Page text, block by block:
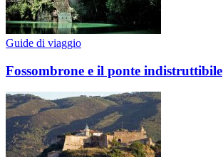
Guide di viaggio
Fossombrone e il ponte indistruttibile